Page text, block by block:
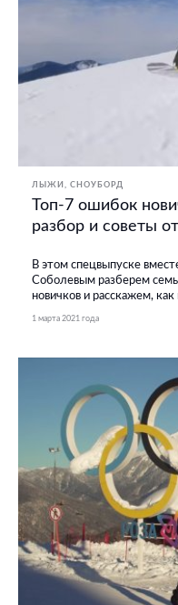
ЛЫЖИ СНОУБОРД
Топ-7 ошибок
разбор и советы
В этом спецвыпуске
Соболевым разберем
новичков и расскажем, как
1 марта 2021 года